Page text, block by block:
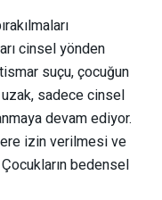
cinsel yönden
suçu, çocuğun
sadece cinsel
devam ediyor.
izin verilmesi ve
Çocukların bedensel